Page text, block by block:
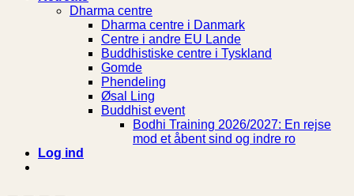
Dharma centre
Dharma centre i Danmark
Centre i andre EU Lande
Buddhistiske centre i Tyskland
Gomde
Phendeling
Øsal Ling
Buddhist event
Bodhi Training 2026/2027: En rejse
mod et åbent sind og indre ro
Log ind